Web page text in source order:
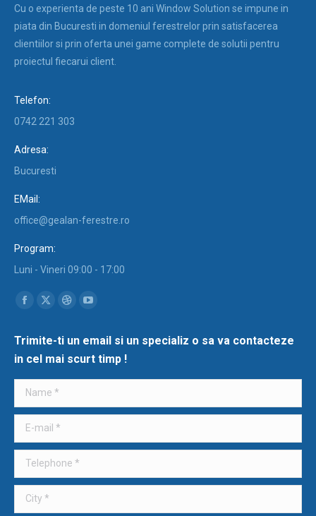
Cu o experienta de peste 10 ani Window Solution se impune in
piata din Bucuresti in domeniul ferestrelor prin satisfacerea
clientiilor si prin oferta unei game complete de solutii pentru
proiectul fiecarui client.
Telefon:
0742 221 303
Adresa:
Bucuresti
EMail:
office@gealan-ferestre.ro
Program:
Luni - Vineri 09:00 - 17:00
Find us on:
Facebook
opens
in
new
window
X
opens
in
new
window
Dribbble
opens
in
new
opens
in
new
Trimite-ti un email si un specializ o sa va contacteze
in cel mai scurt timp !
Name *
E-mail *
Telephone *
City *